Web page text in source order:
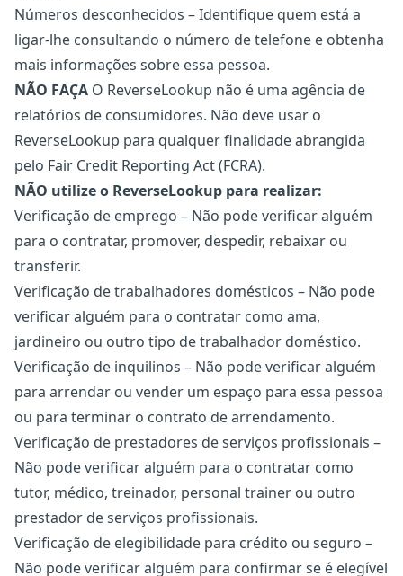
Números desconhecidos – Identifique quem está a
ligar-lhe consultando o número de telefone e obtenha
mais informações sobre essa pessoa.
NÃO FAÇA O ReverseLookup não é uma agência de
relatórios de consumidores. Não deve usar o
ReverseLookup para qualquer finalidade abrangida
pelo Fair Credit Reporting Act (FCRA).
NÃO utilize o ReverseLookup para realizar:
Verificação de emprego – Não pode verificar alguém
para o contratar, promover, despedir, rebaixar ou
transferir.
Verificação de trabalhadores domésticos – Não pode
verificar alguém para o contratar como ama,
jardineiro ou outro tipo de trabalhador doméstico.
Verificação de inquilinos – Não pode verificar alguém
para arrendar ou vender um espaço para essa pessoa
ou para terminar o contrato de arrendamento.
Verificação de prestadores de serviços profissionais –
Não pode verificar alguém para o contratar como
tutor, médico, treinador, personal trainer ou outro
prestador de serviços profissionais.
Verificação de elegibilidade para crédito ou seguro –
Não pode verificar alguém para confirmar se é elegível